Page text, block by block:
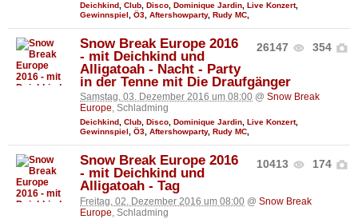
Deichkind Club Disco Dominique Jardin Live Konzert,
Gewinnspiel
Ö3 Aftershowparty, Rudy MC
26147 354
Snow Break Europe 2016
- mit Deichkind und
Alligatoah - Nacht - Party
in der Tenne mit Die Draufgänger
Samstag, 03. Dezember 2016 um 08:00 @ Snow Break
Europe, Schladming
Deichkind, Club, Disco, Dominique Jardin, Live Konzert,
Gewinnspiel , Ö3, Aftershowparty, Rudy MC,
10413 174
Snow Break Europe 2016
- mit Deichkind und
Alligatoah - Tag
Freitag, 02. Dezember 2016 um 08:00 @ Snow Break
Europe, Schladming